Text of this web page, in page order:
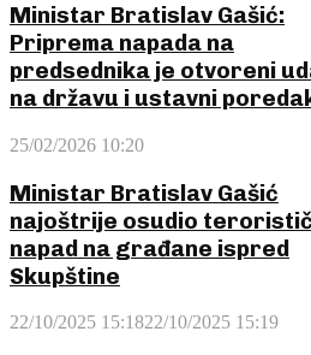
Ministar Bratislav Gašić:
Priprema napada na
predsednika je otvoreni
na državu i ustavni
25/02/2026 10:20
Ministar Bratislav Gašić
najoštrije osudio
napad na građane ispred
Skupštine
22/10/2025 15:1822/10/2025 15:19